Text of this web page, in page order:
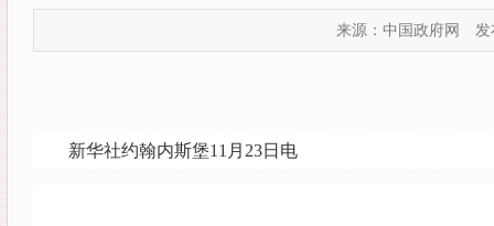
来源：中国政府网
新华社约翰内斯堡11月23日电